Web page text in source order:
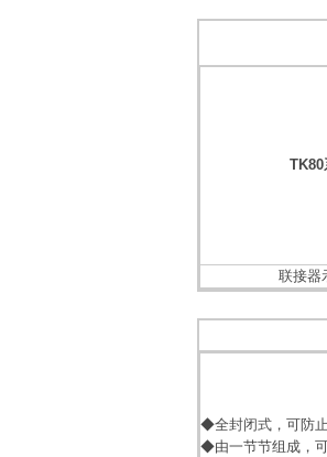
TK80
联接器
◆全封闭式，可防
◆由一节节组成，